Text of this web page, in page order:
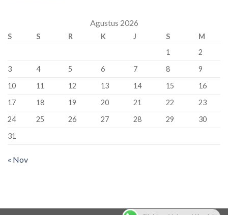
Agustus 2026
S S R K J S
M
1
2
3
4 5 6 7 8
9
10
11 12 13 14 15
16
17
18 19 20 21 22
23
24
25 26 27 28 29
30
31
« Nov